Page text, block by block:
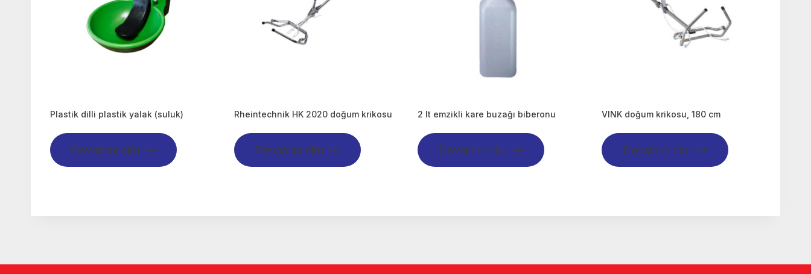
Plastik dilli plastik yalak (suluk)
Devamını oku
Rheintechnik HK 2020 doğum krikosu
Devamını oku
2 lt emzikli kare buzağı biberonu
Devamını oku
VINK doğum krikosu, 180 cm
Devamını oku